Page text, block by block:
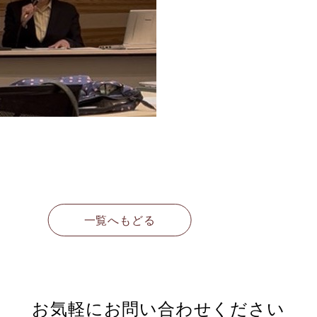
一覧へもどる
お気軽にお問い合わせください